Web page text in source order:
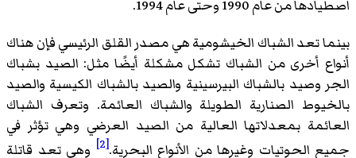
اصطيادها من عام 1990 وحتى عام 1994.
بينما تعد الشباك الخيشومية هي مصدر القلق الرئيسي فإن هناك
أنواع أخرى من الشباك تشكل مشكلة أيضًا مثل: الصيد بشباك
الجر وصيد بالشباك البيرسينية والصيد بالشباك الكيسية والصيد
بالخيوط الصنارية الطويلة والشباك العائمة. وتعرف الشباك
العائمة بمعدلاتها العالية من الصيد العرضي وهي تؤثر في
جميع الحوتيات وغيرها من الأنواع البحرية.[2]
وهي تعد قاتلة